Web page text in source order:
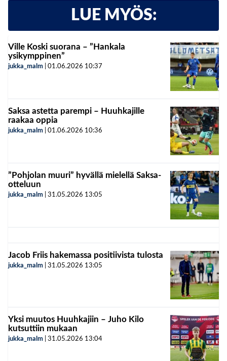
LUE MYÖS:
Ville Koski suorana – ”Hankala
ysikymppinen”
jukka_malm 01.06.2026 10:37
Saksa astetta parempi – Huuhkajille
raakaa oppia
jukka_malm 01.06.2026 10:36
”Pohjolan muuri” hyvällä mielellä Saksa-
otteluun
jukka_malm 31.05.2026 13:05
Jacob Friis hakemassa positiivista tulosta
jukka_malm 31.05.2026 13:05
Yksi muutos Huuhkajiin – Juho Kilo
kutsuttiin mukaan
jukka_malm 31.05.2026 13:04